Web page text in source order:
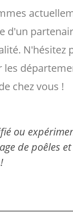
d'un
N'hésitez
les
chez vous !
ou
de poêles